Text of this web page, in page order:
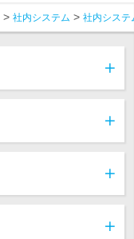
社内システム 社内システ